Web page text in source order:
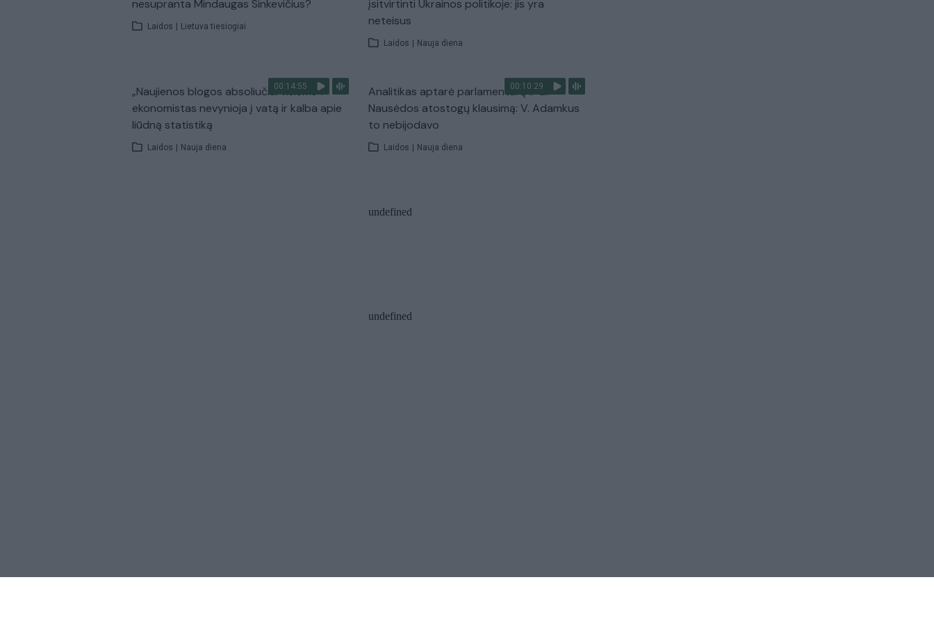
nesupranta Mindaugas Sinkevičius?
Laidos | Lietuva tiesiogiai
įsitvirtinti Ukrainos politikoje: jis yra
neteisus
Laidos | Nauja diena
00:14:55
„Naujienos blogos absoliučiai visiems“:
ekonomistas nevynioja į vatą ir kalba apie
liūdną statistiką
Laidos | Nauja diena
00:10:29
Analitikas aptarė parlamentarų ir G.
Nausėdos atostogų klausimą: V. Adamkus
to nebijodavo
Laidos | Nauja diena